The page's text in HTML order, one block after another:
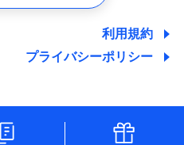
社・提携会社の保険その他に
等の契約を勧奨するため、ま
ため、またそれらに付帯、関
の商品・サービスをご提案す
とがあります。）
利用規約
プライバシーポリシー